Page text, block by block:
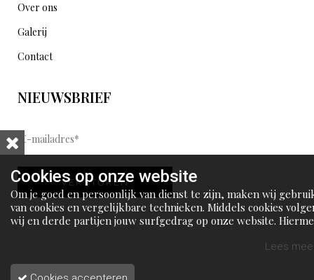
Over ons
Galerij
Contact
NIEUWSBRIEF
E
-
m
a
i
l
d
VERSTUREN
Cookies op onze website
Om je goed en persoonlijk van dienst te zijn, maken wij
van cookies en vergelijkbare technieken. Middels cookies
wij en derde partijen jouw surfgedrag op onze website.
Lees